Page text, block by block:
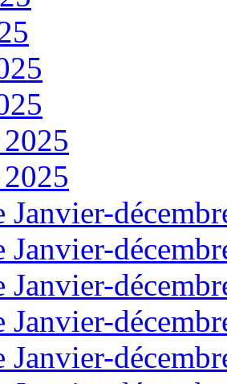
Janvier-
Janvier-
Janvier-
Janvier-
Janvier-